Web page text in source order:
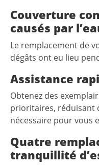
Couverture
causés par
Le remplacement de
dégâts ont eu lieu
Assistance
Obtenez des
prioritaires, réduisant
nécessaire pour vous
Quatre
tranquillité